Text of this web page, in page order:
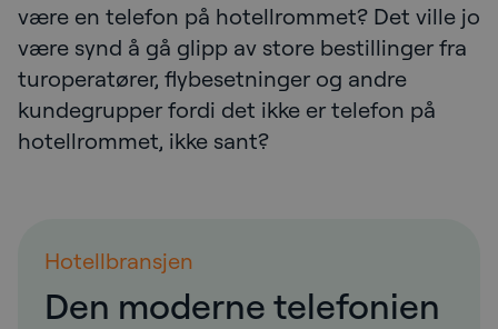
være en telefon på hotellrommet? Det ville jo
være synd å gå glipp av store bestillinger fra
turoperatører, flybesetninger og andre
kundegrupper fordi det ikke er telefon på
hotellrommet, ikke sant?
Hotellbransjen
Den moderne telefonien